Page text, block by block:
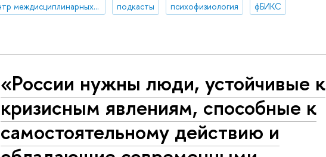
НЦМУ "Центр междисциплинарных исследований человеческого потенциала"
подкасты психофизиология
фБИКС
«России нужны люди, устойчивые к
кризисным явлениям, способные к
самостоятельному действию и